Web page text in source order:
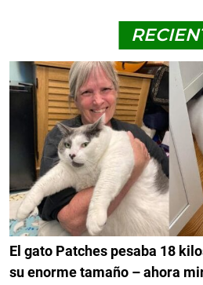
El gato Patches pesaba 18
su enorme tamaño – ahora